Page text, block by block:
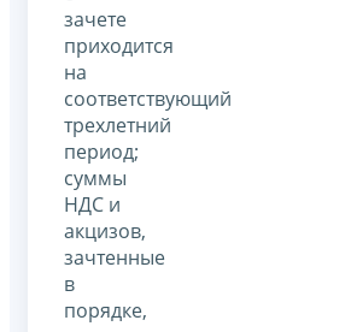
зачете
приходится
на
соответствующий
трехлетний
период;
суммы
НДС и
акцизов,
зачтенные
в
порядке,